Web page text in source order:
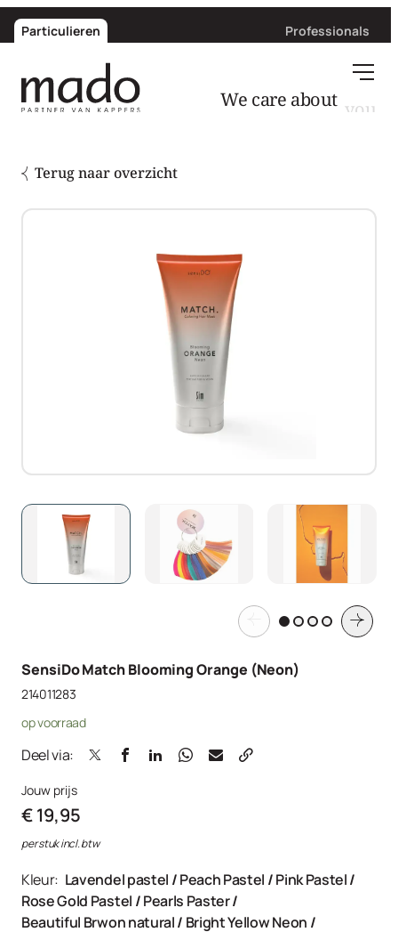
Particulieren Professionals
We care about
Terug naar overzicht
SensiDo Match Blooming Orange (Neon)
214011283
op voorraad
Deel via:
Jouw prijs
€ 19,95
per stuk incl. btw
Kleur: Lavendel pastel /Peach Pastel /Pink Pastel/
Rose Gold Pastel /Pearls Paster/
Beautiful Brwon natural/ Bright Yellow Neon /